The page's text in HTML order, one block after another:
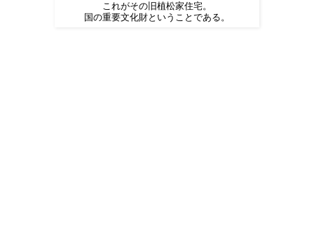
これがその旧植松家住宅。
国の重要文化財ということである。